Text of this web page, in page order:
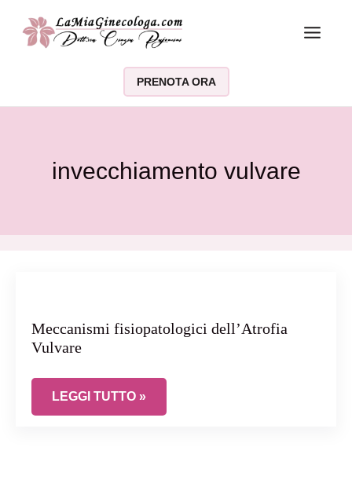
PRENOTA ORA
invecchiamento vulvare
Meccanismi fisiopatologici dell’Atrofia
Vulvare
MECCANISMI FISIOPATOLOGICI DELL’ATROFIA
LEGGI TUTTO »